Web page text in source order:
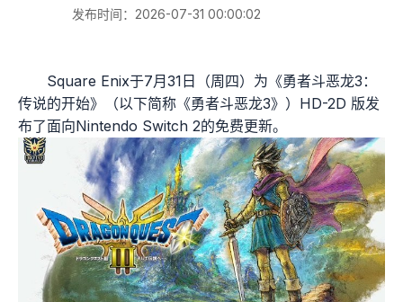
发布时间：2026-07-31 00:00:02
Square Enix于7月31日（周四）为《勇者斗恶龙3：
传说的开始》（以下简称《勇者斗恶龙3》）HD-2D 版发
布了面向Nintendo Switch 2的免费更新。